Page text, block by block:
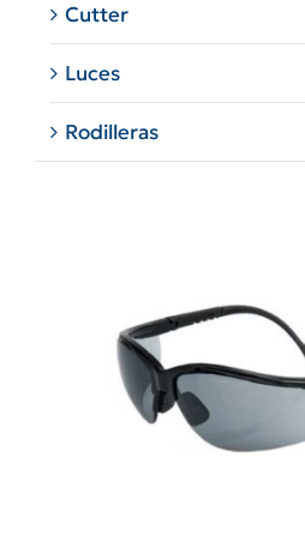
Cutter
Luces
Rodilleras